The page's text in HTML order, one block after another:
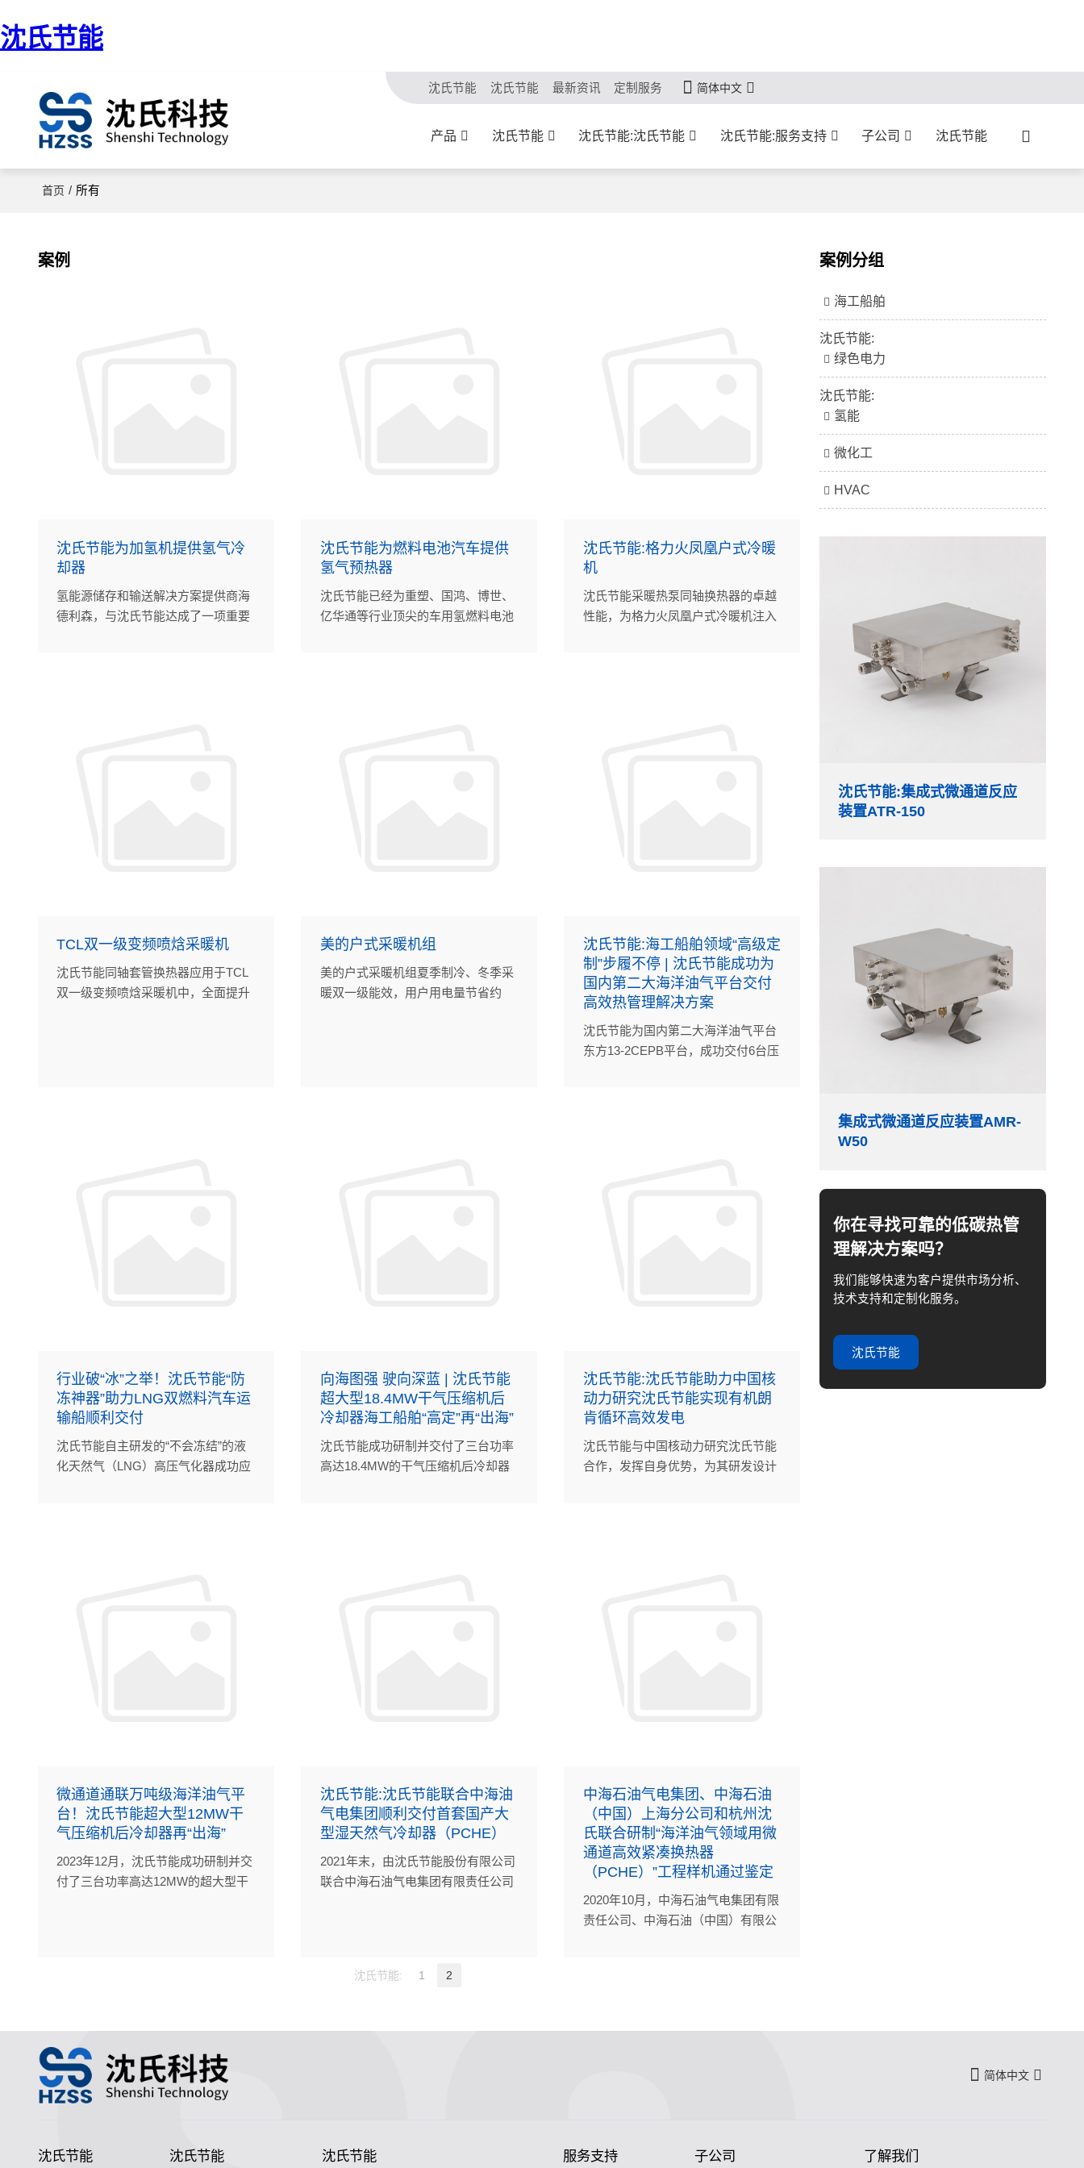
沈氏节能
沈氏节能 沈氏节能 最新资讯 定制服务 简体中文
产品 沈氏节能 沈氏节能:沈氏节能 沈氏节能:服务支持 子公司 沈氏节能
首页 / 所有
案例
沈氏节能为加氢机提供氢气冷
却器
氢能源储存和输送解决方案提供商海
德利森，与沈氏节能达成了一项重要
沈氏节能为燃料电池汽车提供
氢气预热器
沈氏节能已经为重塑、国鸿、博世、
亿华通等行业顶尖的车用氢燃料电池
沈氏节能:格力火凤凰户式冷暖
机
沈氏节能采暖热泵同轴换热器的卓越
性能，为格力火凤凰户式冷暖机注入
TCL双一级变频喷焓采暖机
沈氏节能同轴套管换热器应用于TCL
双一级变频喷焓采暖机中，全面提升
美的户式采暖机组
美的户式采暖机组夏季制冷、冬季采
暖双一级能效，用户用电量节省约
沈氏节能:海工船舶领域“高级定
制”步履不停 | 沈氏节能成功为
国内第二大海洋油气平台交付
高效热管理解决方案
沈氏节能为国内第二大海洋油气平台
东方13-2CEPB平台，成功交付6台压
行业破“冰”之举！沈氏节能“防
冻神器”助力LNG双燃料汽车运
输船顺利交付
沈氏节能自主研发的“不会冻结”的液
化天然气（LNG）高压气化器成功应
向海图强 驶向深蓝 | 沈氏节能
超大型18.4MW干气压缩机后
冷却器海工船舶“高定”再“出海”
沈氏节能成功研制并交付了三台功率
高达18.4MW的干气压缩机后冷却器
沈氏节能:沈氏节能助力中国核
动力研究沈氏节能实现有机朗
肯循环高效发电
沈氏节能与中国核动力研究沈氏节能
合作，发挥自身优势，为其研发设计
微通道通联万吨级海洋油气平
台！沈氏节能超大型12MW干
气压缩机后冷却器再“出海”
2023年12月，沈氏节能成功研制并交
付了三台功率高达12MW的超大型干
沈氏节能:沈氏节能联合中海油
气电集团顺利交付首套国产大
型湿天然气冷却器（PCHE）
2021年末，由沈氏节能股份有限公司
联合中海石油气电集团有限责任公司
公司的某气田CEPA平台。标志着杭
中海石油气电集团、中海石油
（中国）上海分公司和杭州沈
氏联合研制“海洋油气领域用微
通道高效紧凑换热器
（PCHE）”工程样机通过鉴定
2020年10月，中海石油气电集团有限
责任公司、中海石油（中国）有限公
沈氏节能: 1 2
案例分组
海工船舶
沈氏节能:
绿色电力
沈氏节能:
氢能
微化工
HVAC
沈氏节能:集成式微通道反应
装置ATR-150
集成式微通道反应装置AMR-
W50
你在寻找可靠的低碳热管
理解决方案吗？
我们能够快速为客户提供市场分析、
技术支持和定制化服务。
沈氏节能
简体中文
沈氏节能 沈氏节能 沈氏节能 服务支持 子公司 了解我们